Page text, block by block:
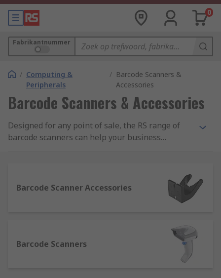
0
Fabrikantnummer
/ Computing &
Peripherals
/ Barcode Scanners &
Accessories
Barcode Scanners & Accessories
Designed for any point of sale, the RS range of
barcode scanners can help your business
we guarantee to deliver to your business quickly
and efficiently.
Barcode Scanner Accessories
Barcode Scanners